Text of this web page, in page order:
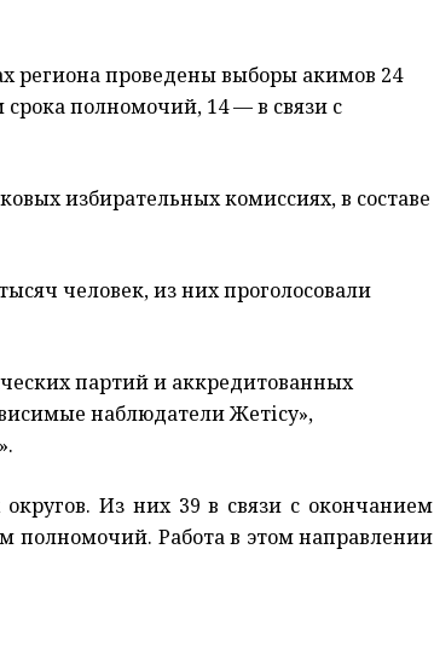
региона проведены выборы акимов 24
полномочий, 14— в связи с
избирательных комиссиях, в составе
человек, из них проголосовали
партий и аккредитованных
наблюдатели Жетісу»,
Из них 39 в связи с окончанием
полномочий. Работа в этом направлении